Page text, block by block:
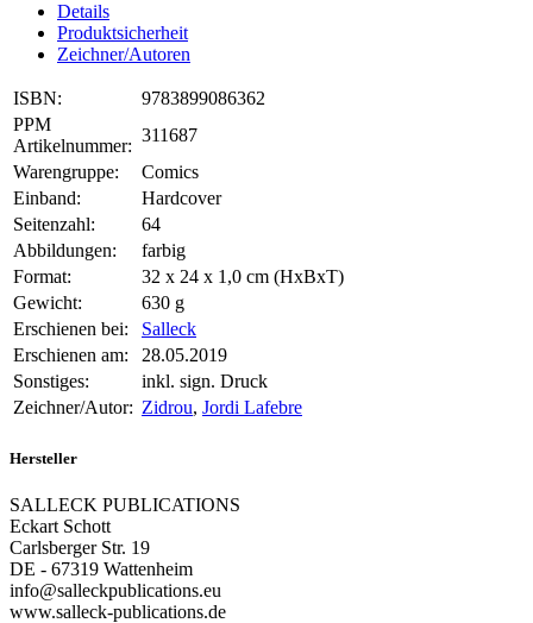
Details
Produktsicherheit
Zeichner/Autoren
ISBN:
9783899086362
PPM
Artikelnummer:
311687
Warengruppe:
Comics
Einband:
Hardcover
Seitenzahl:
64
Abbildungen:
farbig
Format:
32 x 24 x 1,0 cm (HxBxT)
Gewicht:
630 g
Erschienen bei:
Salleck
Erschienen am:
28.05.2019
Sonstiges:
inkl. sign. Druck
Zeichner/Autor: Zidrou, Jordi Lafebre
Hersteller
SALLECK PUBLICATIONS
Eckart Schott
Carlsberger Str. 19
DE - 67319 Wattenheim
info@salleckpublications.eu
www.salleck-publications.de